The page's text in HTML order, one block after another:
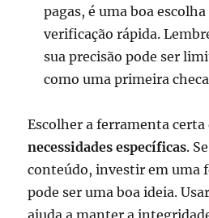
pagas, é uma boa
verificação rápida.
sua precisão pode ser
como uma primeira
Escolher a ferramenta
necessidades específicas.
conteúdo, investir em uma
pode ser uma boa ideia.
ajuda a manter a